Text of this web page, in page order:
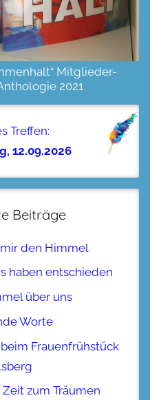
Mitglieder-
2021
Treffen:
12.09.2026
Beiträge
den Himmel
haben entschieden
über uns
Worte
Frauenfrühstück
Zeit zum Träumen